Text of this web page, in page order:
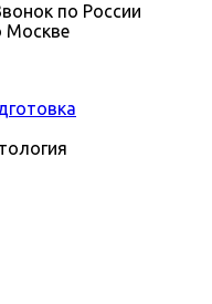
по России
Москве